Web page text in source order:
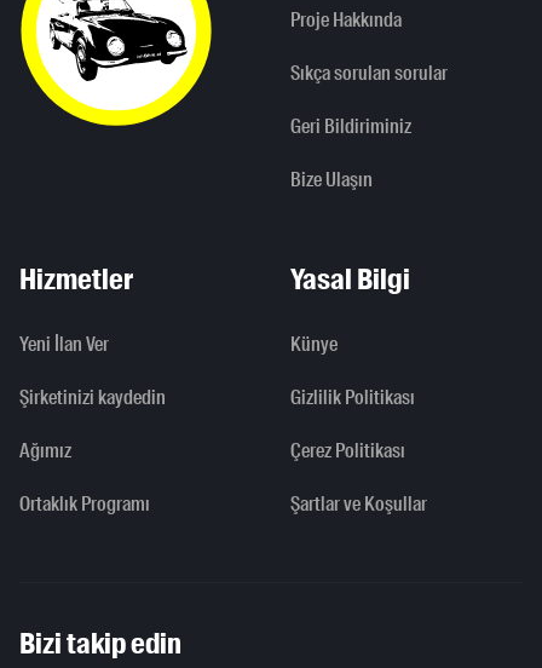
Proje Hakkında
Sıkça sorulan sorular
Geri Bildiriminiz
Bize Ulaşın
Hizmetler
Yeni İlan Ver
Şirketinizi kaydedin
Ağımız
Ortaklık Programı
Yasal Bilgi
Künye
Gizlilik Politikası
Çerez Politikası
Şartlar ve Koşullar
Bizi takip edin